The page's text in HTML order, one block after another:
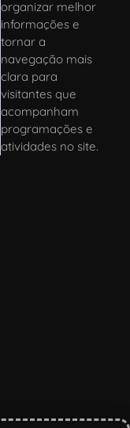
organizar melhor
informações e
tornar a
navegação mais
clara para
visitantes que
acompanham
programações e
atividades no site.